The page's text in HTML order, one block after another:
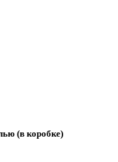
(в коробке)